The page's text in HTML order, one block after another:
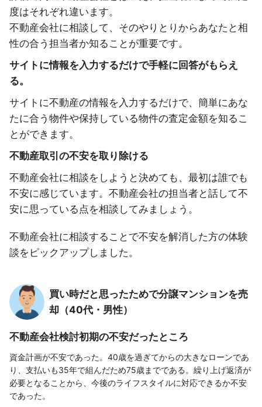
度はそれぞれ違います。
不動産会社に相談して、そのやりとりからあなたと相
性の合う担当者か知ることが重要です。
サイトに情報を入力するだけで手軽に回答がもらえ
る。
サイトに不動産の情報を入力するだけで、簡単にあな
たに合う物件や保持している物件の査定金額を知るこ
とができます。
不動産取引の不安を取り除ける
不動産会社に相談をしようと決めても、最初は誰でも
不安に感じています。不動産会社の担当者と話して不
安に思っている点を相談してみましょう。
不動産会社に相談することで不安を解消した方の体験
談をピックアップしました。
買い時だと思ったためで分譲マンションを売
却（40代・男性）
不動産会社検討初期の不安だったところ
資金計画が不安であった。40歳を過ぎてからの大きなローンであ
り、支払いも35年で組んだため75歳までである。繰り上げ返済が
必要となることから、今後のライフスタイルに対応できるか不安
であった。